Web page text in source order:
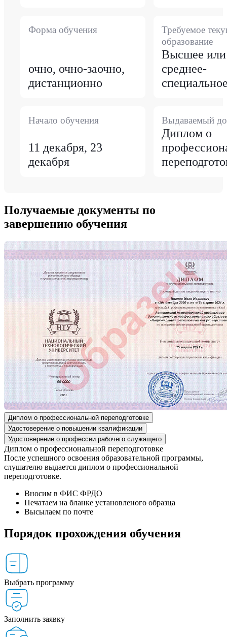
Форма обучения
очно, очно-заочно,
дистанционно
Требуемое
образование
Высшее или
среднее-
Начало обучения
11 декабря, 23
декабря
Выдаваемый
Диплом о
Получаемые документы по
завершению обучения
Диплом о профессиональной переподготовке
Удостоверение о повышении квалификации
Удостоверение о профессии рабочего служащего
Диплом о профессиональной переподготовке
После успешного освоения образовательной программы,
слушателю выдается диплом о профессиональной
переподготовке.
Вносим в ФИС ФРДО
Печатаем на бланке установленого образца
Высылаем по почте
Порядок прохождения обучения
Выбрать программу
Заполнить заявку